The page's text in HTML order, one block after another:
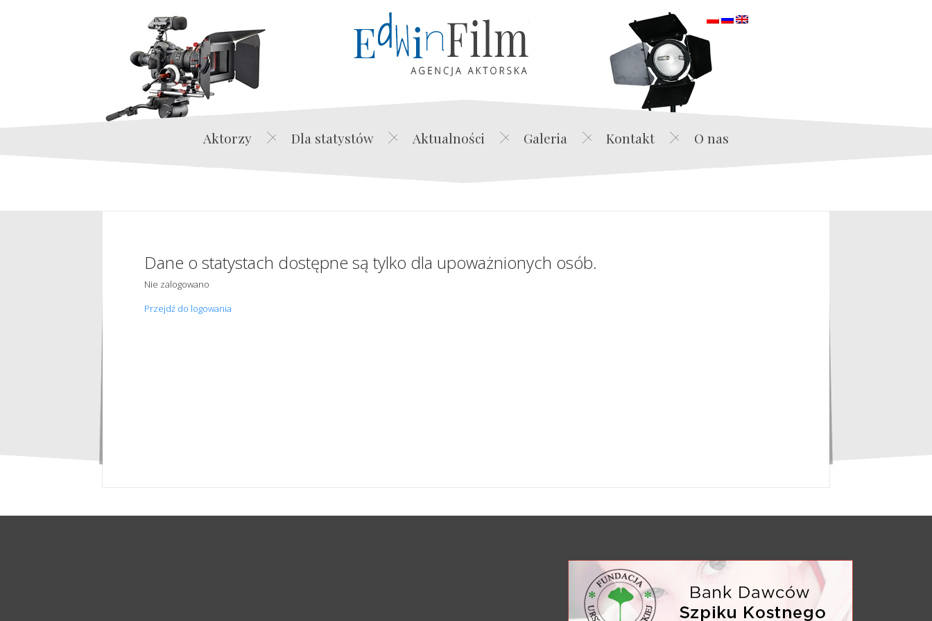
Edwin Film Agencja Aktorska
Aktorzy Dla statystów Aktualności Galeria Kontakt O nas
Dane o statystach dostępne są tylko dla upoważnionych osób.
Nie zalogowano
Przejdź do logowania